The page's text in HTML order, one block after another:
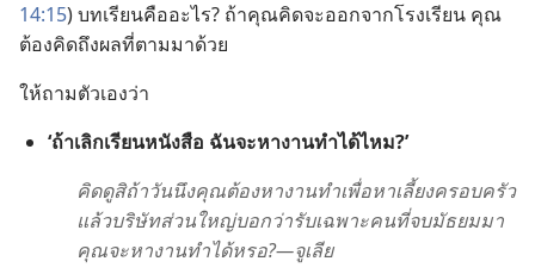
14:15) บทเรียน​คือ​อะไร? ถ้า​คุณ​คิด​จะ​ออก​จาก​โรง​เรียน คุณ​
ต้อง​คิด​ถึง​ผล​ที่​ตาม​มา​ด้วย
ให้​ถาม​ตัว​เอง​ว่า
‘ถ้า​เลิก​เรียน​หนังสือ ฉัน​จะ​หา​งาน​ทำ​ได้​ไหม?’
คิด​ดู​สิ​ถ้า​วัน​นึง​คุณ​ต้อง​หา​งาน​ทำ​เพื่อ​หา​เลี้ยง​ครอบครัว
แล้ว​บริษัท​ส่วน​ใหญ่​บอก​ว่า​รับ​เฉพาะ​คน​ที่​จบ​มัธยม​มา
คุณ​จะ​หา​งาน​ทำ​ได้​หรอ?—จูเลีย